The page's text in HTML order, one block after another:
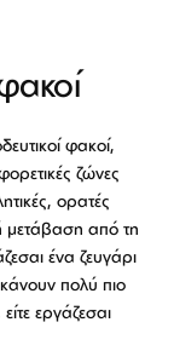
φακοί,
ζώνες
ορατές
μετάβαση από τη
ένα ζευγάρι
πολύ πιο
εργάζεσαι